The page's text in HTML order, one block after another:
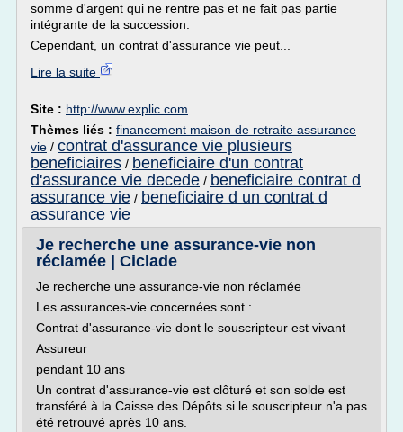
somme d'argent qui ne rentre pas et ne fait pas partie
intégrante de la succession.
Cependant, un contrat d'assurance vie peut...
Lire la suite
Site : http://www.explic.com
Thèmes liés : financement maison de retraite assurance
vie / contrat d'assurance vie plusieurs
beneficiaires / beneficiaire d'un contrat
d'assurance vie decede / beneficiaire contrat d
assurance vie / beneficiaire d un contrat d
assurance vie
Je recherche une assurance-vie non
réclamée | Ciclade
Je recherche une assurance-vie non réclamée
Les assurances-vie concernées sont :
Contrat d'assurance-vie dont le souscripteur est vivant
Assureur
pendant 10 ans
Un contrat d'assurance-vie est clôturé et son solde est
transféré à la Caisse des Dépôts si le souscripteur n'a pas
été retrouvé après 10 ans.